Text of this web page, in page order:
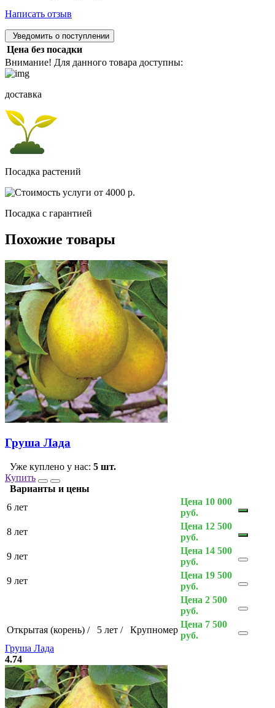
Написать отзыв
Уведомить о поступлении
Цена без посадки
Внимание! Для данного товара доступны:
доставка
Посадка растений
Посадка c гарантией
Похожие товары
Груша Лада
Уже куплено у нас: 5 шт.
Купить
Варианты и цены
6 лет
Цена 10 000
руб.
8 лет
Цена 12 500
руб.
9 лет
Цена 14 500
руб.
9 лет
Цена 19 500
руб.
Цена 2 500
руб.
Открытая (корень) / 5 лет / Крупномер
Цена 7 500
руб.
Груша Лада
4.74